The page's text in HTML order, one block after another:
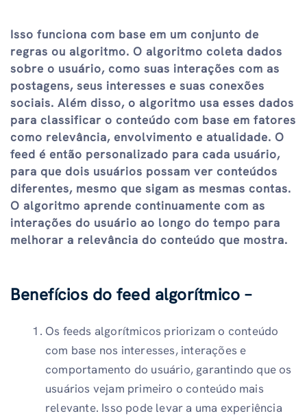
Isso funciona com base em um conjunto de
regras ou algoritmo. O algoritmo coleta dados
sobre o usuário, como suas interações com as
postagens, seus interesses e suas conexões
sociais. Além disso, o algoritmo usa esses dados
para classificar o conteúdo com base em fatores
como relevância, envolvimento e atualidade. O
feed é então personalizado para cada usuário,
para que dois usuários possam ver conteúdos
diferentes, mesmo que sigam as mesmas contas.
O algoritmo aprende continuamente com as
interações do usuário ao longo do tempo para
melhorar a relevância do conteúdo que mostra.
Benefícios do feed algorítmico –
Os feeds algorítmicos priorizam o conteúdo
com base nos interesses, interações e
comportamento do usuário, garantindo que os
usuários vejam primeiro o conteúdo mais
relevante. Isso pode levar a uma experiência